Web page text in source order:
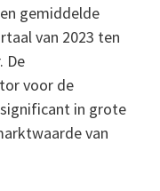
gemiddelde
van 2023 ten
De
voor de
in grote
van